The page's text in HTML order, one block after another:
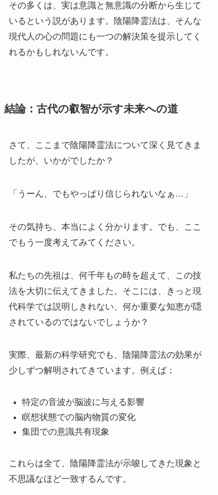
その多くは、実は意識と無意識の分断から生じて
いるという説があります。陰陽降霊法は、そんな
現代人の心の問題にも一つの解決策を提示してく
れるかもしれないんです。
結論：古代の叡智が示す未来への道
さて、ここまで陰陽降霊法について深く見てきま
したが、いかがでしたか？
「うーん、でもやっぱり信じられないなぁ…」
その気持ち、本当によく分かります。でも、ここ
でもう一度考えてみてください。
私たちの先祖は、何千年もの時を超えて、この技
法を大切に伝えてきました。そこには、きっと現
代科学では説明しきれない、何か重要な知恵が隠
されているのではないでしょうか？
実際、最新の科学研究でも、陰陽降霊法の効果が
少しずつ解明されてきています。例えば：
特定の音波が脳波に与える影響
瞑想状態での脳内物質の変化
集団での意識共有現象
これらは全て、陰陽降霊法が示唆してきた現象と
不思議なほど一致するんです。